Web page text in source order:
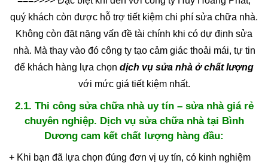
quý khách còn được hỗ trợ tiết kiệm chi phí sửa chữa nhà.
Không còn đặt nặng vấn đề tài chính khi có dự định sửa
nhà. Mà thay vào đó công ty tạo cảm giác thoải mái, tự tin
để khách hàng lựa chọn dịch vụ sửa nhà ở chất lượng
với mức giá tiết kiệm nhất.
2.1. Thi công sửa chữa nhà uy tín – sửa nhà giá rẻ
chuyên nghiệp. Dịch vụ sửa chữa nhà tại Bình
Dương cam kết chất lượng hàng đầu:
+ Khi bạn đã lựa chọn đúng đơn vị uy tín, có kinh nghiệm